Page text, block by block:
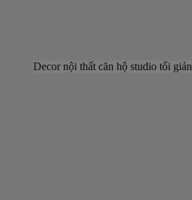
Decor nội thất căn hộ studio tối giản